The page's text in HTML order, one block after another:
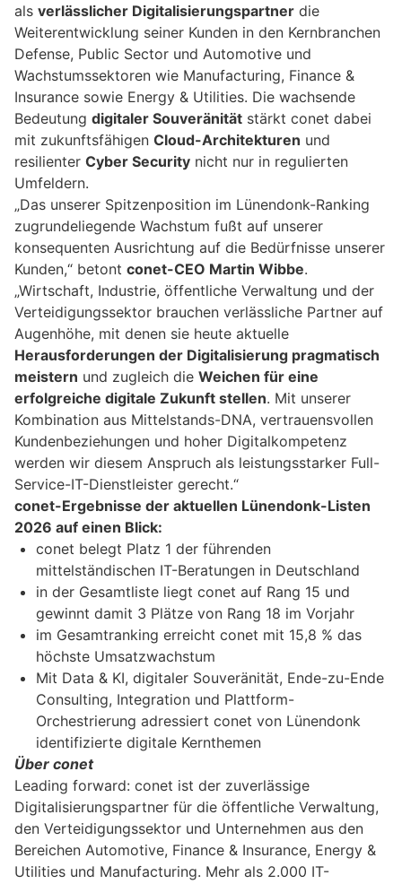
als verlässlicher Digitalisierungspartner die
Weiterentwicklung seiner Kunden in den Kernbranchen
Defense, Public Sector und Automotive und
Wachstumssektoren wie Manufacturing, Finance &
Insurance sowie Energy & Utilities. Die wachsende
Bedeutung digitaler Souveränität stärkt conet dabei
mit zukunftsfähigen Cloud-Architekturen und
resilienter Cyber Security nicht nur in regulierten
Umfeldern.
„Das unserer Spitzenposition im Lünendonk-Ranking
zugrundeliegende Wachstum fußt auf unserer
konsequenten Ausrichtung auf die Bedürfnisse unserer
Kunden,“ betont conet-CEO Martin Wibbe.
„Wirtschaft, Industrie, öffentliche Verwaltung und der
Verteidigungssektor brauchen verlässliche Partner auf
Augenhöhe, mit denen sie heute aktuelle
Herausforderungen der Digitalisierung pragmatisch
meistern und zugleich die Weichen für eine
erfolgreiche digitale Zukunft stellen. Mit unserer
Kombination aus Mittelstands-DNA, vertrauensvollen
Kundenbeziehungen und hoher Digitalkompetenz
werden wir diesem Anspruch als leistungsstarker Full-
Service-IT-Dienstleister gerecht.“
conet-Ergebnisse der aktuellen Lünendonk-Listen
2026 auf einen Blick:
conet belegt Platz 1 der führenden
mittelständischen IT-Beratungen in Deutschland
in der Gesamtliste liegt conet auf Rang 15 und
gewinnt damit 3 Plätze von Rang 18 im Vorjahr
im Gesamtranking erreicht conet mit 15,8 % das
höchste Umsatzwachstum
Mit Data & KI, digitaler Souveränität, Ende-zu-Ende
Consulting, Integration und Plattform-
Orchestrierung adressiert conet von Lünendonk
identifizierte digitale Kernthemen
Über conet
Leading forward: conet ist der zuverlässige
Digitalisierungspartner für die öffentliche Verwaltung,
den Verteidigungssektor und Unternehmen aus den
Bereichen Automotive, Finance & Insurance, Energy &
Utilities und Manufacturing. Mehr als 2.000 IT-